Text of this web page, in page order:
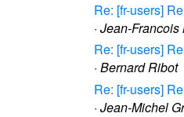
Re: [fr-users]
· Jean-Francois
Re: [fr-users]
· Bernard Ribot
Re: [fr-users]
· Jean-Michel